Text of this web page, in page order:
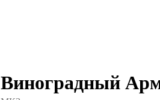
Виноградный